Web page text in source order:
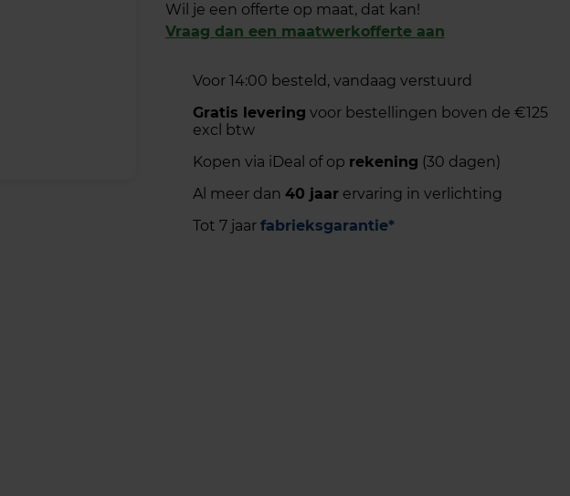
Wil je een offerte op maat, dat kan!
Vraag dan een maatwerkofferte aan
Voor 14:00 besteld, vandaag verstuurd
Gratis levering voor bestellingen boven de €125
excl btw
Kopen via iDeal of op rekening (30 dagen)
Al meer dan 40 jaarervaring in verlichting
Tot 7 jaar fabrieksgarantie*